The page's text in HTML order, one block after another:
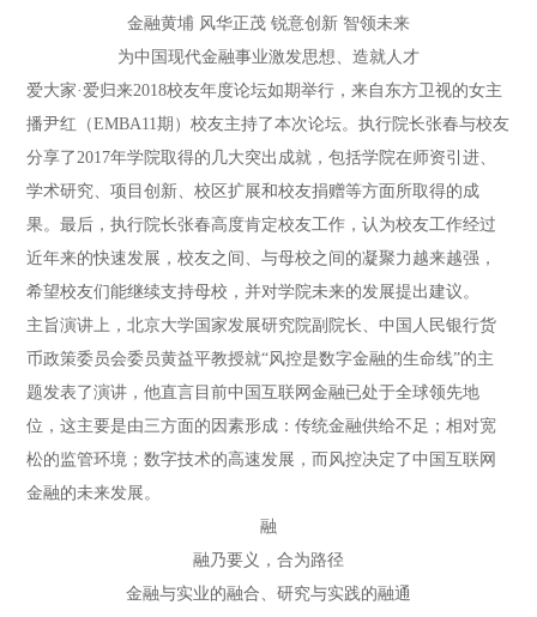
金融黄埔 风华正茂 锐意创新 智领未来
为中国现代金融事业激发思想、造就人才
爱大家·爱归来2018校友年度论坛如期举行，来自东方卫视的女主
播尹红（EMBA11期）校友主持了本次论坛。执行院长张春与校友
分享了2017年学院取得的几大突出成就，包括学院在师资引进、
学术研究、项目创新、校区扩展和校友捐赠等方面所取得的成
果。最后，执行院长张春高度肯定校友工作，认为校友工作经过
近年来的快速发展，校友之间、与母校之间的凝聚力越来越强，
希望校友们能继续支持母校，并对学院未来的发展提出建议。
主旨演讲上，北京大学国家发展研究院副院长、中国人民银行货
币政策委员会委员黄益平教授就“风控是数字金融的生命线”的主
题发表了演讲，他直言目前中国互联网金融已处于全球领先地
位，这主要是由三方面的因素形成：传统金融供给不足；相对宽
松的监管环境；数字技术的高速发展，而风控决定了中国互联网
金融的未来发展。
融
融乃要义，合为路径
金融与实业的融合、研究与实践的融通